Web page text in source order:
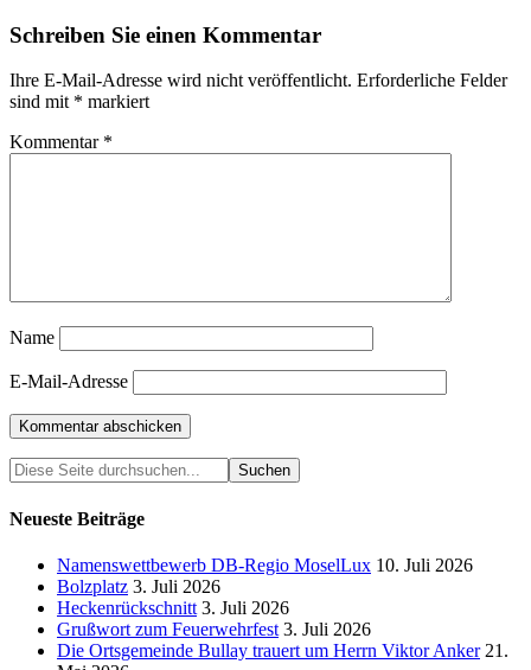
Schreiben Sie einen Kommentar
Ihre E-Mail-Adresse wird nicht veröffentlicht. Erforderliche Felder
sind mit * markiert
Kommentar *
Name
E-Mail-Adresse
Neueste Beiträge
Namenswettbewerb DB-Regio MoselLux 10. Juli 2026
Bolzplatz 3. Juli 2026
Heckenrückschnitt 3. Juli 2026
Grußwort zum Feuerwehrfest 3. Juli 2026
Die Ortsgemeinde Bullay trauert um Herrn Viktor Anker 21.